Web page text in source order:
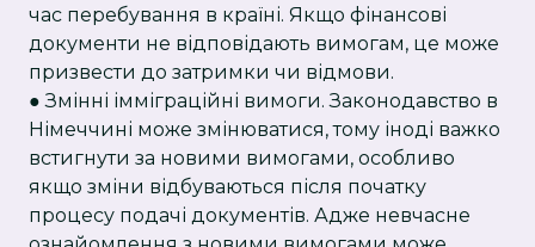
час перебування в країні. Якщо фінансові
документи не відповідають вимогам, це може
призвести до затримки чи відмови.
● Змінні імміграційні вимоги. Законодавство в
Німеччині може змінюватися, тому іноді важко
встигнути за новими вимогами, особливо
якщо зміни відбуваються після початку
процесу подачі документів. Адже невчасне